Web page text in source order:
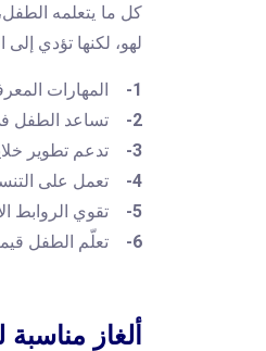
كل ما يتعلمه
لهو، لكنها تؤدي إلى
1-
المهارات
2-
تساعد الطفل
3-
تدعم تطوير
4-
تعمل على
5-
تقوي الروابط
6-
تعلّم الطفل
ألغاز